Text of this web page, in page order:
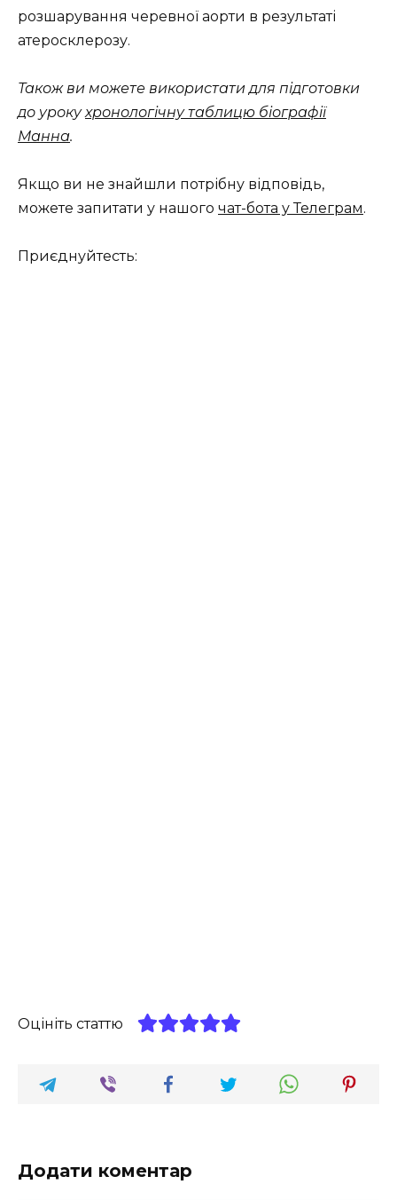
розшарування черевної аорти в результаті
атеросклерозу.
Також ви можете використати для підготовки
до урокухронологічну таблицю біографії
Манна.
Якщо ви не знайшли потрібну відповідь,
можете запитати у нашого чат-бота у Телеграм.
Приєднуйтесть:
Оцініть статтю
Додати коментар